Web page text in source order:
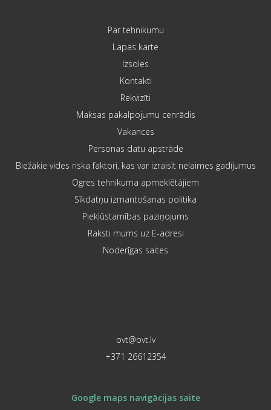
Par tehnikumu
Lapas karte
Izsoles
Kontakti
Rekvizīti
Maksas pakalpojumu cenrādis
Vakances
Personas datu apstrāde
Biežākie vides riska faktori, kas var izraisīt nelaimes gadījumus
Ogres tehnikuma apmeklētājiem
Sīkdatņu izmantošanas politika
Piekļūstamības paziņojums
Raksti mums uz E-adresi
Noderīgas saites
ovt@ovt.lv
+371 26612354
Google maps navigācijas saite